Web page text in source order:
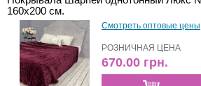
160х200 см.
Смотреть оптовые цены
РОЗНИЧНАЯ ЦЕНА
670.00 грн.